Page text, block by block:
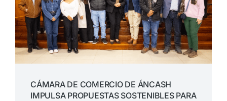
CÁMARA DE COMERCIO DE ÁNCASH
IMPULSA PROPUESTAS SOSTENIBLES PARA